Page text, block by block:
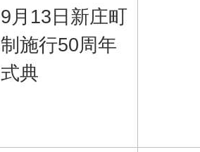
9月13日新庄町
制施行50周年
式典